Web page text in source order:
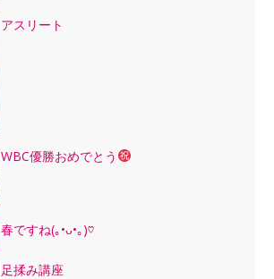
アスリート
WBC優勝おめでとう
春ですね(｡•ᴗ•｡)♡
足揉み講座